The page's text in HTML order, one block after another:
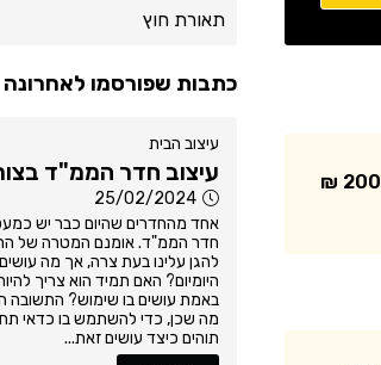
תאורת חוץ
כתבות שפורסמו לאחרונה
עיצוב הבית
עיצוב חדר הממ"ד
25/02/2024
אחד מהחדרים שהיום כבר יש
חדר הממ"ד. אומנם המטרה של
להגן עלינו בעת צרה, אך מה עושים
היומיום? האם תמיד הוא צריך
באמת עושים בו שימוש? התשובה
מה שכן, כדי להשתמש בו כדאי
תוהים כיצד עושים זאת...